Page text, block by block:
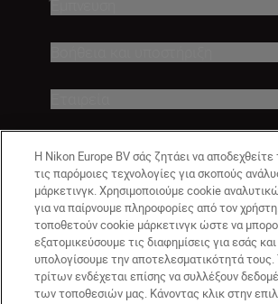
GR Nikon Sites
Επικοινωνήστε μαζί μας
Δήλωση
Η Nikon Europe BV σάς ζητάει να
τις παρόμοιες τεχνολογίες για σκοπούς
μάρκετινγκ. Χρησιμοποιούμε cookie
για να παίρνουμε πληροφορίες από τον
τοποθετούν cookie μάρκετινγκ ώστε να
εξατομικεύσουμε τις διαφημίσεις για εσάς
υπολογίσουμε την αποτελεσματικότητά
τρίτων ενδέχεται επίσης να συλλέξουν
των τοποθεσιών μας. Κάνοντας κλικ στην